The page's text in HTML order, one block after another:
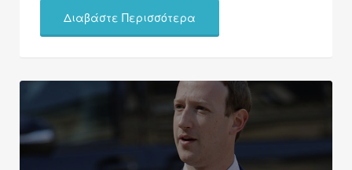
Διαβάστε Περισσότερα